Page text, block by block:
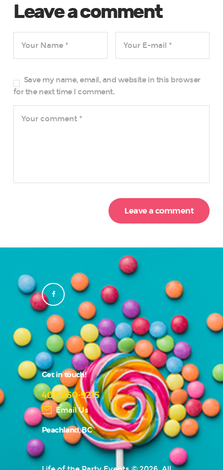
Leave a comment
Save my name, email, and website in this browser
for the next time I comment.
Get in touch!
403-660-9215
Email Us
Peachland, BC